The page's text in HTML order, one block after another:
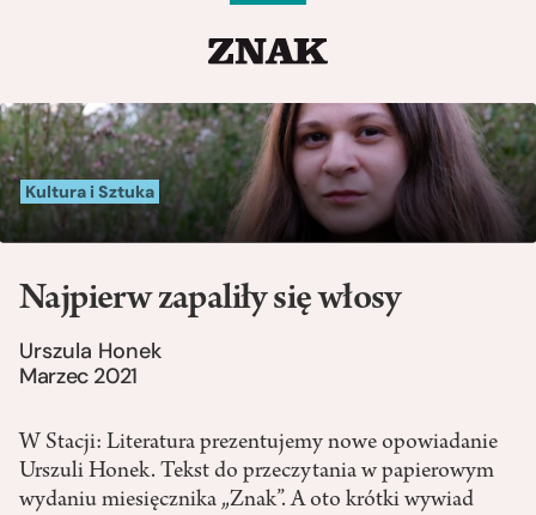
Kultura i Sztuka
Najpierw zapaliły się włosy
Urszula Honek
Marzec 2021
W Stacji: Literatura prezentujemy nowe opowiadanie
Urszuli Honek. Tekst do przeczytania w papierowym
wydaniu miesięcznika „Znak”. A oto krótki wywiad